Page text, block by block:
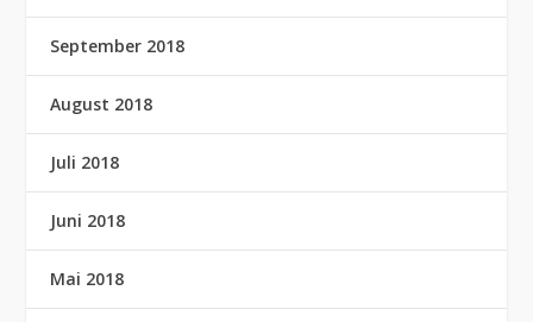
September 2018
August 2018
Juli 2018
Juni 2018
Mai 2018